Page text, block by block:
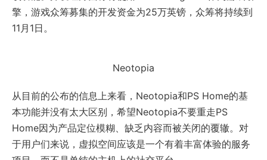
擎，游戏众筹募集的开发资金为25万英镑，众筹将持续到
11月1日。
Neotopia
从目前的公布的信息上来看，Neotopia和PS Home的基
本功能并没有太大区别，希望Neotopia不要重走PS
Home因为产品定位模糊、缺乏内容而被关闭的覆辙。对
于用户们来说，虚拟空间应该是一个有着丰富体验的服务